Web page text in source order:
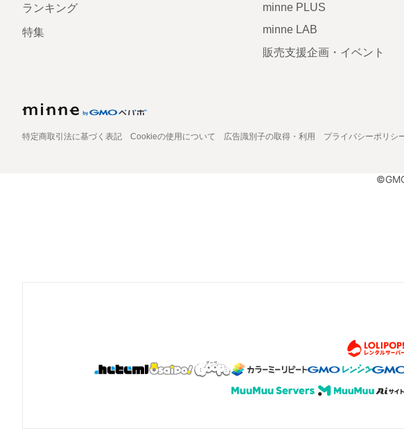
ランキング
特集
minne PLUS
minne LAB
販売支援企画・イベント
特定商取引法に基づく表記 Cookieの使用について 広告識別子の取得・利用 プライバシーポリシ